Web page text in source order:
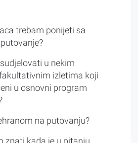
trebam ponijeti sa
u nekim
izletima koji
u osnovni program
na putovanju?
znati kada je u pitanju